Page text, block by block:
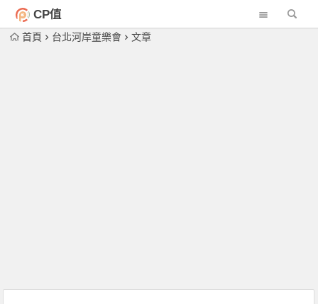
CP值
首頁 台北河岸童樂會 文章